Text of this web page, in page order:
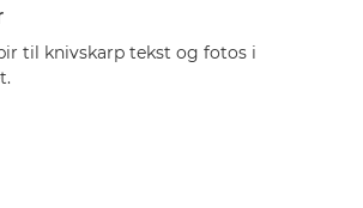
til knivskarp tekst og fotos i